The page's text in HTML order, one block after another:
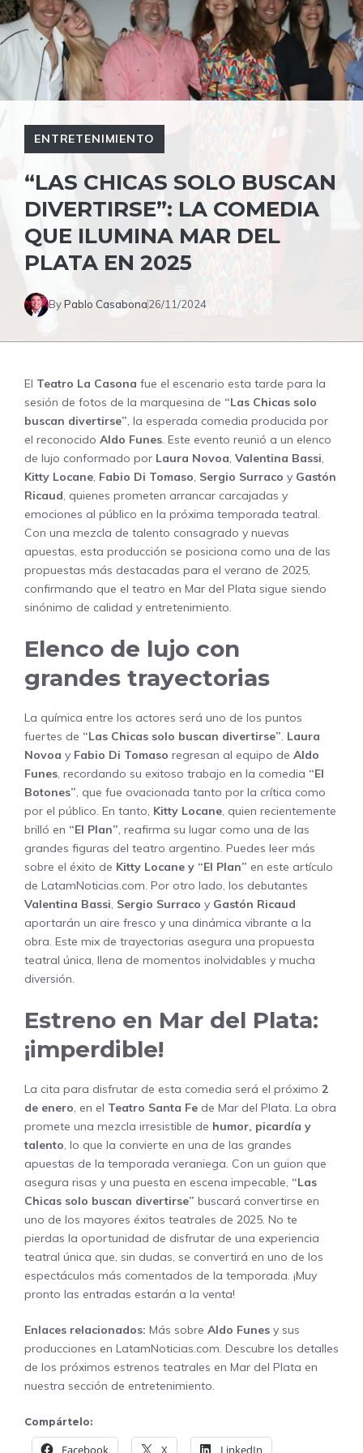
ENTRETENIMIENTO
“LAS CHICAS SOLO BUSCAN
DIVERTIRSE”: LA COMEDIA
QUE ILUMINA MAR DEL
PLATA EN 2025
ByPablo Casabona26/11/2024
El Teatro La Casona fue el escenario esta tarde para la
sesión de fotos de la marquesina de “Las Chicas solo
buscan divertirse”, la esperada comedia producida por
el reconocido Aldo Funes. Este evento reunió a un elenco
de lujo conformado por Laura Novoa, Valentina Bassi,
Kitty Locane, Fabio Di Tomaso, Sergio Surraco y Gastón
Ricaud, quienes prometen arrancar carcajadas y
emociones al público en la próxima temporada teatral.
Con una mezcla de talento consagrado y nuevas
apuestas, esta producción se posiciona como una de las
propuestas más destacadas para el verano de 2025,
confirmando que el teatro en Mar del Plata sigue siendo
sinónimo de calidad y entretenimiento.
Elenco de lujo con
grandes trayectorias
La química entre los actores será uno de los puntos
fuertes de “Las Chicas solo buscan divertirse”. Laura
Novoa y Fabio Di Tomaso regresan al equipo de Aldo
Funes, recordando su exitoso trabajo en la comedia “El
Botones”, que fue ovacionada tanto por la crítica como
por el público. En tanto, Kitty Locane, quien recientemente
brilló en “El Plan”, reafirma su lugar como una de las
grandes figuras del teatro argentino. Puedes leer más
sobre el éxito de Kitty Locane y “El Plan” en este artículo
de LatamNoticias.com. Por otro lado, los debutantes
Valentina Bassi, Sergio Surraco y Gastón Ricaud
aportarán un aire fresco y una dinámica vibrante a la
obra. Este mix de trayectorias asegura una propuesta
teatral única, llena de momentos inolvidables y mucha
diversión.
Estreno en Mar del Plata:
¡imperdible!
La cita para disfrutar de esta comedia será el próximo 2
de enero, en el Teatro Santa Fe de Mar del Plata. La obra
promete una mezcla irresistible de humor, picardía y
talento, lo que la convierte en una de las grandes
apuestas de la temporada veraniega. Con un guion que
asegura risas y una puesta en escena impecable, “Las
Chicas solo buscan divertirse” buscará convertirse en
uno de los mayores éxitos teatrales de 2025. No te
pierdas la oportunidad de disfrutar de una experiencia
teatral única que, sin dudas, se convertirá en uno de los
espectáculos más comentados de la temporada. ¡Muy
pronto las entradas estarán a la venta!
Enlaces relacionados: Más sobre Aldo Funes y sus
producciones en LatamNoticias.com. Descubre los detalles
de los próximos estrenos teatrales en Mar del Plata en
nuestra sección de entretenimiento.
Compártelo:
Facebook X LinkedIn